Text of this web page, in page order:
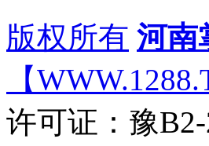
版权所有 河南
【
许可证：豫B2-